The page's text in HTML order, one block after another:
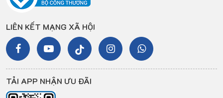
LIÊN KẾT MẠNG XÃ HỘI
TẢI APP NHẬN ƯU ĐÃI